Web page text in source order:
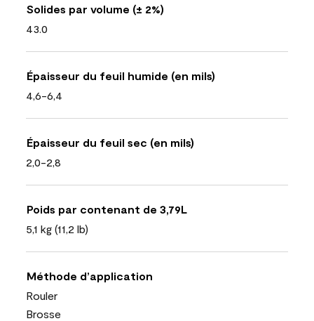
Solides par volume (± 2%)
43.0
Épaisseur du feuil humide (en mils)
4,6-6,4
Épaisseur du feuil sec (en mils)
2,0-2,8
Poids par contenant de 3,79L
5,1 kg (11,2 lb)
Méthode d’application
Rouler
Brosse